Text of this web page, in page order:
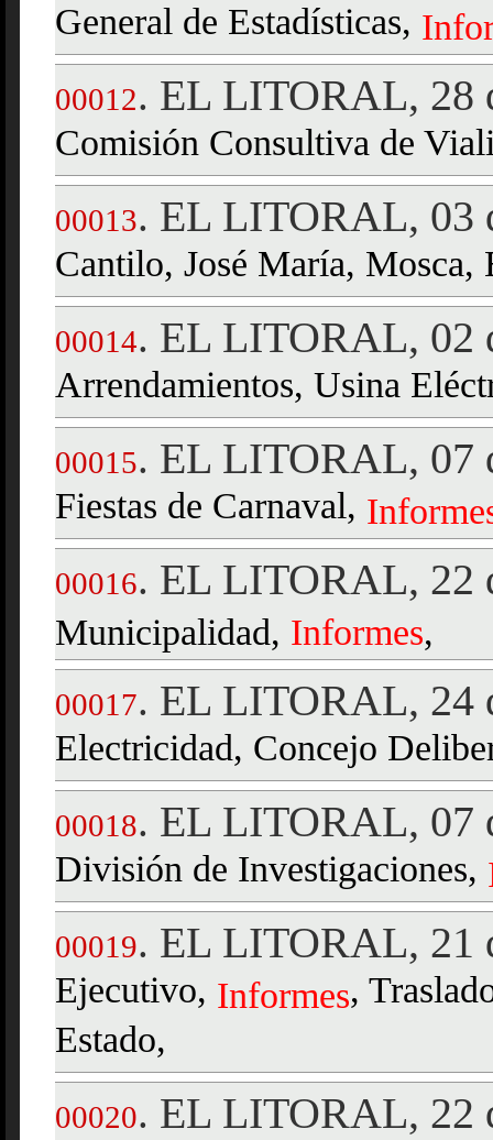
General de Estadísticas,
00012. EL LITORAL, 28
Comisión Consultiva de
00013. EL LITORAL, 03
Cantilo, José María, Mosca,
00014. EL LITORAL, 02
Arrendamientos, Usina
00015. EL LITORAL, 07
Fiestas de Carnaval,
00016. EL LITORAL, 22
Municipalidad, Informes,
00017. EL LITORAL, 24
Electricidad, Concejo
00018. EL LITORAL, 07
División de Investigaciones,
00019. EL LITORAL, 21
Ejecutivo, Informes,
Estado,
00020. EL LITORAL, 22